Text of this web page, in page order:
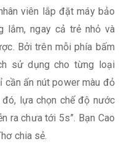
viên lắp đặt máy bảo
lắm, ngay cả trẻ nhỏ và
Bởi trên mỗi phía bấm
sử dụng cho từng loại
cần ấn nút power màu đỏ
lựa chọn chế độ nước
ra chưa tới 5s”. Bạn Cao
chia sẻ.